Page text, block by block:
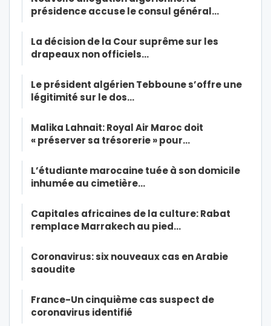
présidence accuse le consul général…
La décision de la Cour suprême sur les
drapeaux non officiels…
Le président algérien Tebboune s’offre une
légitimité sur le dos…
Malika Lahnait: Royal Air Maroc doit
« préserver sa trésorerie » pour…
L’étudiante marocaine tuée à son domicile
inhumée au cimetière…
Capitales africaines de la culture: Rabat
remplace Marrakech au pied…
Coronavirus: six nouveaux cas en Arabie
saoudite
France-Un cinquième cas suspect de
coronavirus identifié